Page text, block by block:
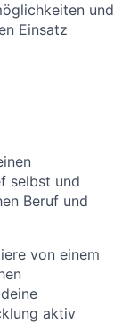
und
Einsatz
selbst und
Beruf und
von einem
aktiv